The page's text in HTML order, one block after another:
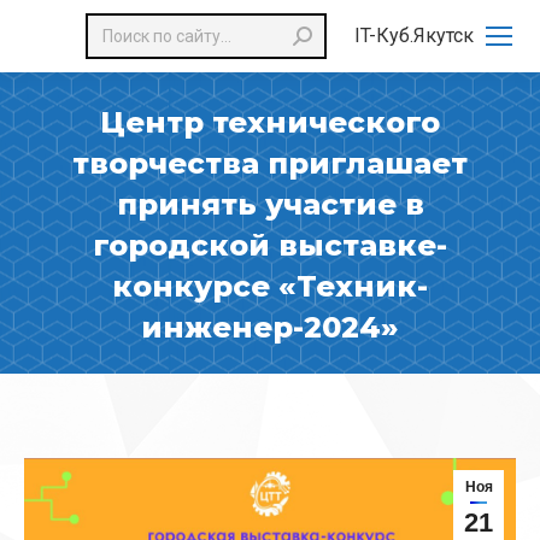
IT-Куб.Якутск
Поиск:
Центр технического
творчества приглашает
принять участие в
городской выставке-
конкурсе «Техник-
инженер-2024»
Ноя
21